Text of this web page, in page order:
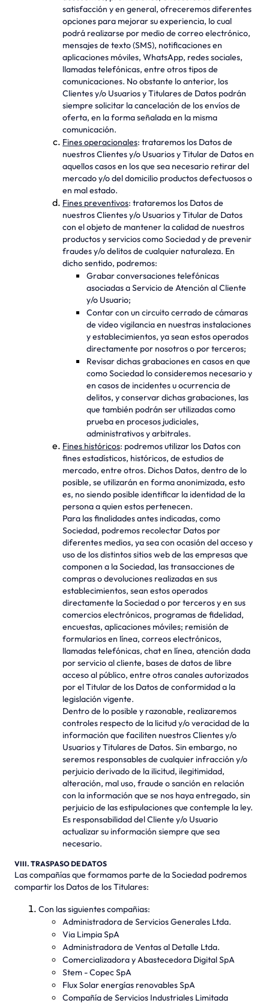
satisfacción y en general, ofreceremos diferentes
opciones para mejorar su experiencia, lo cual
podrá realizarse por medio de correo electrónico,
mensajes de texto (SMS), notificaciones en
aplicaciones móviles, WhatsApp, redes sociales,
llamadas telefónicas, entre otros tipos de
comunicaciones. No obstante lo anterior, los
Clientes y/o Usuarios y Titulares de Datos podrán
siempre solicitar la cancelación de los envíos de
oferta, en la forma señalada en la misma
comunicación.
Fines operacionales: trataremos los Datos de
nuestros Clientes y/o Usuarios y Titular de Datos en
aquellos casos en los que sea necesario retirar del
mercado y/o del domicilio productos defectuosos o
en mal estado.
Fines preventivos: trataremos los Datos de
nuestros Clientes y/o Usuarios y Titular de Datos
con el objeto de mantener la calidad de nuestros
productos y servicios como Sociedad y de prevenir
fraudes y/o delitos de cualquier naturaleza. En
dicho sentido, podremos:
Grabar conversaciones telefónicas
asociadas a Servicio de Atención al Cliente
y/o Usuario;
Contar con un circuito cerrado de cámaras
de video vigilancia en nuestras instalaciones
y establecimientos, ya sean estos operados
directamente por nosotros o por terceros;
Revisar dichas grabaciones en casos en que
como Sociedad lo consideremos necesario y
en casos de incidentes u ocurrencia de
delitos, y conservar dichas grabaciones, las
que también podrán ser utilizadas como
prueba en procesos judiciales,
administrativos y arbitrales.
Fines históricos: podremos utilizar los Datos con
fines estadísticos, históricos, de estudios de
mercado, entre otros. Dichos Datos, dentro de lo
posible, se utilizarán en forma anonimizada, esto
es, no siendo posible identificar la identidad de la
persona a quien estos pertenecen.
Para las finalidades antes indicadas, como
Sociedad, podremos recolectar Datos por
diferentes medios, ya sea con ocasión del acceso y
uso de los distintos sitios web de las empresas que
componen a la Sociedad, las transacciones de
compras o devoluciones realizadas en sus
establecimientos, sean estos operados
directamente la Sociedad o por terceros y en sus
comercios electrónicos, programas de fidelidad,
encuestas, aplicaciones móviles; remisión de
formularios en línea, correos electrónicos,
llamadas telefónicas, chat en línea, atención dada
por servicio al cliente, bases de datos de libre
acceso al público, entre otros canales autorizados
por el Titular de los Datos de conformidad a la
legislación vigente.
Dentro de lo posible y razonable, realizaremos
controles respecto de la licitud y/o veracidad de la
información que faciliten nuestros Clientes y/o
Usuarios y Titulares de Datos. Sin embargo, no
seremos responsables de cualquier infracción y/o
perjuicio derivado de la ilicitud, ilegitimidad,
alteración, mal uso, fraude o sanción en relación
con la información que se nos haya entregado, sin
perjuicio de las estipulaciones que contemple la ley.
Es responsabilidad del Cliente y/o Usuario
actualizar su información siempre que sea
necesario.
VIII. TRASPASO DE DATOS
Las compañías que formamos parte de la Sociedad podremos
compartir los Datos de los Titulares:
Con las siguientes compañias:
Administradora de Servicios Generales Ltda.
Via Limpia SpA
Administradora de Ventas al Detalle Ltda.
Comercializadora y Abastecedora Digital SpA
Stem - Copec SpA
Flux Solar energías renovables SpA
Compañía de Servicios Industriales Limitada